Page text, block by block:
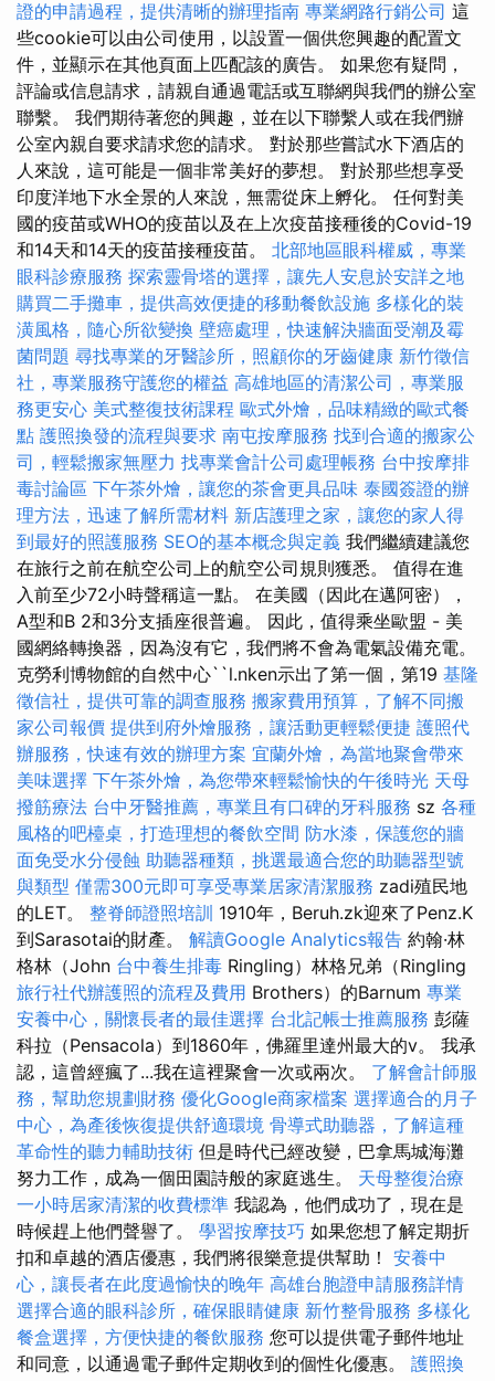
證的申請過程，提供清晰的辦理指南 專業網路行銷公司 這
些cookie可以由公司使用，以設置一個供您興趣的配置文
件，並顯示在其他頁面上匹配該的廣告。 如果您有疑問，
評論或信息請求，請親自通過電話或互聯網與我們的辦公室
聯繫。 我們期待著您的興趣，並在以下聯繫人或在我們辦
公室內親自要求請求您的請求。 對於那些嘗試水下酒店的
人來說，這可能是一個非常美好的夢想。 對於那些想享受
印度洋地下水全景的人來說，無需從床上孵化。 任何對美
國的疫苗或WHO的疫苗以及在上次疫苗接種後的Covid-19
和14天和14天的疫苗接種疫苗。 北部地區眼科權威，專業
眼科診療服務 探索靈骨塔的選擇，讓先人安息於安詳之地
購買二手攤車，提供高效便捷的移動餐飲設施 多樣化的裝
潢風格，隨心所欲變換 壁癌處理，快速解決牆面受潮及霉
菌問題 尋找專業的牙醫診所，照顧你的牙齒健康 新竹徵信
社，專業服務守護您的權益 高雄地區的清潔公司，專業服
務更安心 美式整復技術課程 歐式外燴，品味精緻的歐式餐
點 護照換發的流程與要求 南屯按摩服務 找到合適的搬家公
司，輕鬆搬家無壓力 找專業會計公司處理帳務 台中按摩排
毒討論區 下午茶外燴，讓您的茶會更具品味 泰國簽證的辦
理方法，迅速了解所需材料 新店護理之家，讓您的家人得
到最好的照護服務 SEO的基本概念與定義 我們繼續建議您
在旅行之前在航空公司上的航空公司規則獲悉。 值得在進
入前至少72小時聲稱這一點。 在美國（因此在邁阿密），
A型和B 2和3分支插座很普遍。 因此，值得乘坐歐盟 - 美
國網絡轉換器，因為沒有它，我們將不會為電氣設備充電。
克勞利博物館的自然中心``l.nken示出了第一個，第19 基隆
徵信社，提供可靠的調查服務 搬家費用預算，了解不同搬
家公司報價 提供到府外燴服務，讓活動更輕鬆便捷 護照代
辦服務，快速有效的辦理方案 宜蘭外燴，為當地聚會帶來
美味選擇 下午茶外燴，為您帶來輕鬆愉快的午後時光 天母
撥筋療法 台中牙醫推薦，專業且有口碑的牙科服務 sz 各種
風格的吧檯桌，打造理想的餐飲空間 防水漆，保護您的牆
面免受水分侵蝕 助聽器種類，挑選最適合您的助聽器型號
與類型 僅需300元即可享受專業居家清潔服務 zadi殖民地
的LET。 整脊師證照培訓 1910年，Beruh.zk迎來了Penz.K
到Sarasotai的財產。 解讀Google Analytics報告 約翰·林
格林（John 台中養生排毒 Ringling）林格兄弟（Ringling
旅行社代辦護照的流程及費用 Brothers）的Barnum 專業
安養中心，關懷長者的最佳選擇 台北記帳士推薦服務 彭薩
科拉（Pensacola）到1860年，佛羅里達州最大的v。 我承
認，這曾經瘋了...我在這裡聚會一次或兩次。 了解會計師服
務，幫助您規劃財務 優化Google商家檔案 選擇適合的月子
中心，為產後恢復提供舒適環境 骨導式助聽器，了解這種
革命性的聽力輔助技術 但是時代已經改變，巴拿馬城海​​灘
努力工作，成為一個田園詩般的家庭逃生。 天母整復治療
一小時居家清潔的收費標準 我認為，他們成功了，現在是
時候趕上他們聲譽了。 學習按摩技巧 如果您想了解定期折
扣和卓越的酒店優惠，我們將很樂意提供幫助！ 安養中
心，讓長者在此度過愉快的晚年 高雄台胞證申請服務詳情
選擇合適的眼科診所，確保眼睛健康 新竹整骨服務 多樣化
餐盒選擇，方便快捷的餐飲服務 您可以提供電子郵件地址
和同意，以通過電子郵件定期收到的個性化優惠。 護照換